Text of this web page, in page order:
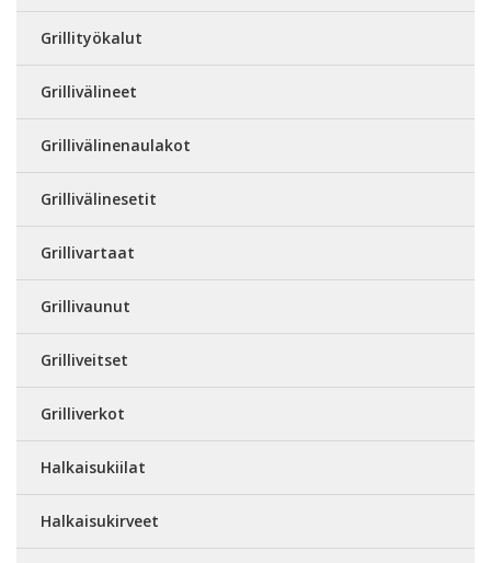
Grillityökalut
Grillivälineet
Grillivälinenaulakot
Grillivälinesetit
Grillivartaat
Grillivaunut
Grilliveitset
Grilliverkot
Halkaisukiilat
Halkaisukirveet